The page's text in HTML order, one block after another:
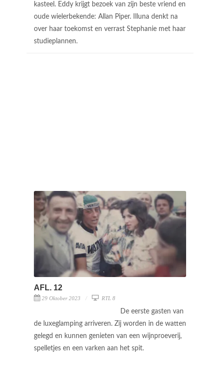
kasteel. Eddy krijgt bezoek van zijn beste vriend en
oude wielerbekende: Allan Piper. Illuna denkt na
over haar toekomst en verrast Stephanie met haar
studieplannen.
AFL. 12
29 Oktober 2023 RTL 8
De eerste gasten van
de luxeglamping arriveren. Zij worden in de watten
gelegd en kunnen genieten van een wijnproeverij,
spelletjes en een varken aan het spit.